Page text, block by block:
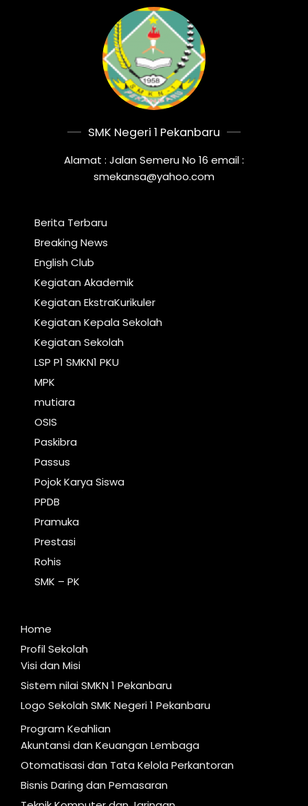
SMK Negeri 1 Pekanbaru
Alamat : Jalan Semeru No 16 email :
smekansa@yahoo.com
Berita Terbaru
Breaking News
English Club
Kegiatan Akademik
Kegiatan EkstraKurikuler
Kegiatan Kepala Sekolah
Kegiatan Sekolah
LSP P1 SMKN1 PKU
MPK
mutiara
OSIS
Paskibra
Passus
Pojok Karya Siswa
PPDB
Pramuka
Prestasi
Rohis
SMK – PK
Home
Profil Sekolah
Visi dan Misi
Sistem nilai SMKN 1 Pekanbaru
Logo Sekolah SMK Negeri 1 Pekanbaru
Program Keahlian
Akuntansi dan Keuangan Lembaga
Otomatisasi dan Tata Kelola Perkantoran
Bisnis Daring dan Pemasaran